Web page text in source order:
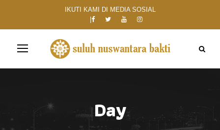
IKUTI KAMI DI MEDIA SOSIAL
Day